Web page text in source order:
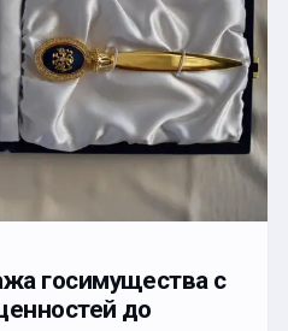
госимущества с
до